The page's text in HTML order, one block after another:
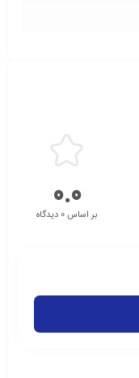
0.0بر اساس 0 دیدگاه